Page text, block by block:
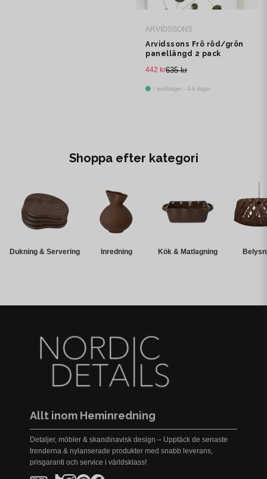
ARVIDSSONS
Arvidssons Frö röd/grön
panellängd 2 pack
635 kr
442 kr
I webblager - 4-8 dagar
Shoppa efter kategori
Dukning & Servering Inredning Kök & Matlagning
Allt inom Heminredning
Detaljer, möbler & skandinavisk design – Upptäck de senaste
trenderna & nylanserade produkter med snabb leverans,
prisgaranti och service i världsklass!